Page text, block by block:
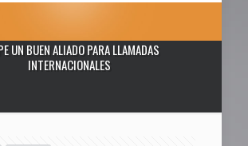
UN BUEN ALIADO PARA LLAMADAS
INTERNACIONALES